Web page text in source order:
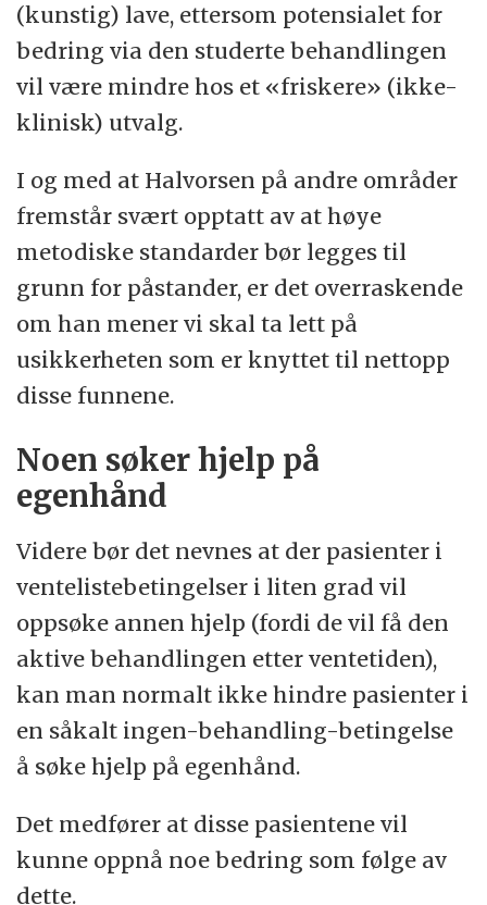
(kunstig) lave, ettersom potensialet for
bedring via den studerte behandlingen
vil være mindre hos et «friskere» (ikke-
klinisk) utvalg.
I og med at Halvorsen på andre områder
fremstår svært opptatt av at høye
metodiske standarder bør legges til
grunn for påstander, er det overraskende
om han mener vi skal ta lett på
usikkerheten som er knyttet til nettopp
disse funnene.
Noen søker hjelp på
egenhånd
Videre bør det nevnes at der pasienter i
ventelistebetingelser i liten grad vil
oppsøke annen hjelp (fordi de vil få den
aktive behandlingen etter ventetiden),
kan man normalt ikke hindre pasienter i
en såkalt ingen-behandling-betingelse
å søke hjelp på egenhånd.
Det medfører at disse pasientene vil
kunne oppnå noe bedring som følge av
dette.